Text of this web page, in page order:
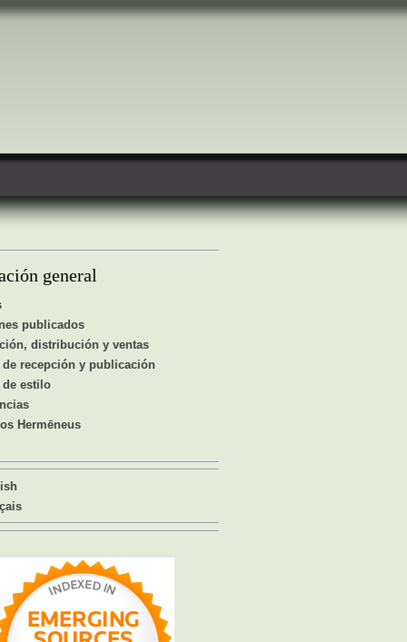
general
publicados
distribución y ventas
de recepción y publicación
de estilo
Hermēneus